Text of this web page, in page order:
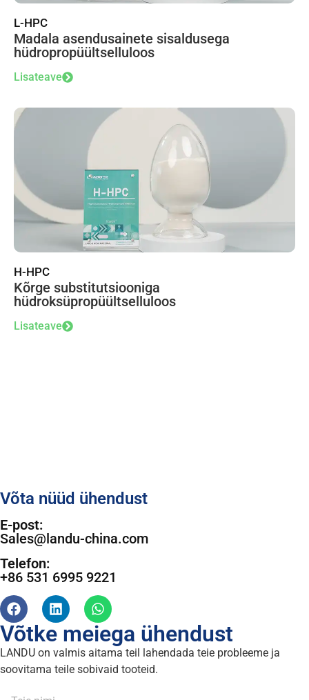
L-HPC
Madala asendusainete sisaldusega
hüdropropüültselluloos
Lisateave
H-HPC
Kõrge substitutsiooniga
hüdroksüpropüültselluloos
Lisateave
Võta nüüd ühendust
E-post:
Sales@landu-china.com
Telefon:
+86 531 6995 9221
Võtke meiega ühendust
LANDU on valmis aitama teil lahendada teie probleeme ja
soovitama teile sobivaid tooteid.